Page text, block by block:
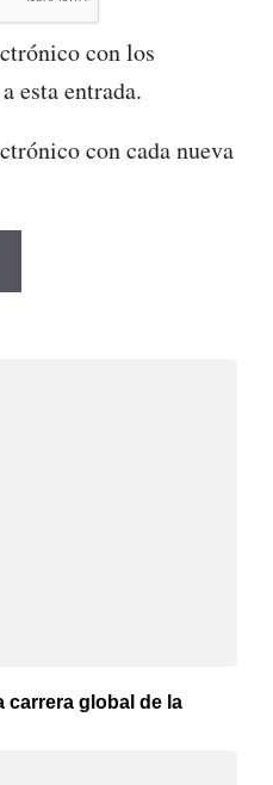
con los
esta entrada.
con cada nueva
carrera global de la